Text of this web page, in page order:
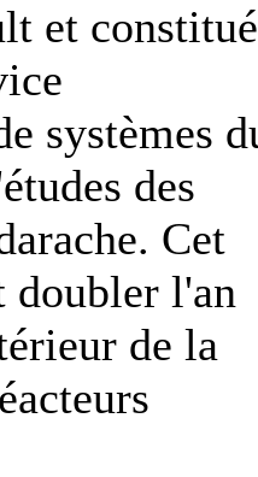
et
systèmes
des
Cet
l'an
de la